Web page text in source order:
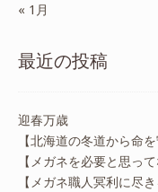
« 1月
最近の投稿
迎春万歳
【北海道の冬道から命
【メガネを必要と思っ
【メガネ職人冥利に尽き